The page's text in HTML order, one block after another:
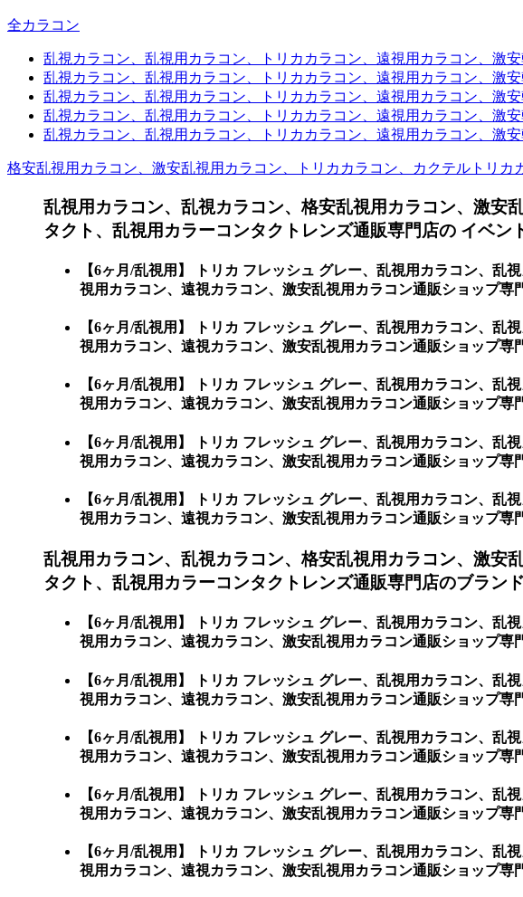
全カラコン
乱視カラコン、乱視用カラコン、トリカカラコン、遠視用カラコン、激
乱視カラコン、乱視用カラコン、トリカカラコン、遠視用カラコン、激
乱視カラコン、乱視用カラコン、トリカカラコン、遠視用カラコン、激
乱視カラコン、乱視用カラコン、トリカカラコン、遠視用カラコン、激
乱視カラコン、乱視用カラコン、トリカカラコン、遠視用カラコン、激
格安乱視用カラコン、激安乱視用カラコン、トリカカラコン、カクテルトリ
乱視用カラコン、乱視カラコン、格安乱視用カラコン、激安
タクト、乱視用カラーコンタクトレンズ通販専門店の イベン
【6ヶ月/乱視用】 トリカ フレッシュ グレー、乱視用カラコン、
視用カラコン、遠視カラコン、激安乱視用カラコン通販ショップ専
【6ヶ月/乱視用】 トリカ フレッシュ グレー、乱視用カラコン、
視用カラコン、遠視カラコン、激安乱視用カラコン通販ショップ専
【6ヶ月/乱視用】 トリカ フレッシュ グレー、乱視用カラコン、
視用カラコン、遠視カラコン、激安乱視用カラコン通販ショップ専
【6ヶ月/乱視用】 トリカ フレッシュ グレー、乱視用カラコン、
視用カラコン、遠視カラコン、激安乱視用カラコン通販ショップ専
【6ヶ月/乱視用】 トリカ フレッシュ グレー、乱視用カラコン、
視用カラコン、遠視カラコン、激安乱視用カラコン通販ショップ専
乱視用カラコン、乱視カラコン、格安乱視用カラコン、激安
タクト、乱視用カラーコンタクトレンズ通販専門店のブラン
【6ヶ月/乱視用】 トリカ フレッシュ グレー、乱視用カラコン、
視用カラコン、遠視カラコン、激安乱視用カラコン通販ショップ専
【6ヶ月/乱視用】 トリカ フレッシュ グレー、乱視用カラコン、
視用カラコン、遠視カラコン、激安乱視用カラコン通販ショップ専
【6ヶ月/乱視用】 トリカ フレッシュ グレー、乱視用カラコン、
視用カラコン、遠視カラコン、激安乱視用カラコン通販ショップ専
【6ヶ月/乱視用】 トリカ フレッシュ グレー、乱視用カラコン、
視用カラコン、遠視カラコン、激安乱視用カラコン通販ショップ専
【6ヶ月/乱視用】 トリカ フレッシュ グレー、乱視用カラコン、
視用カラコン、遠視カラコン、激安乱視用カラコン通販ショップ